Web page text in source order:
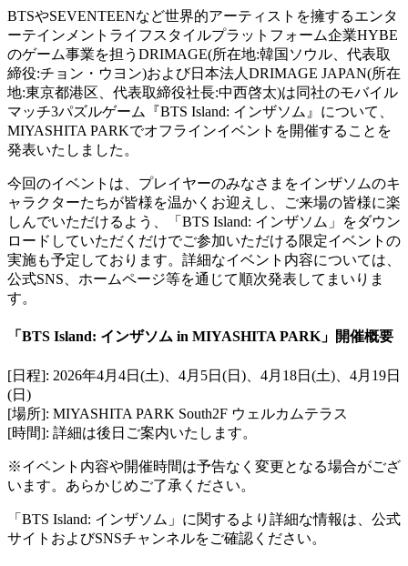
BTSやSEVENTEENなど世界的アーティストを擁するエンタ
ーテインメントライフスタイルプラットフォーム企業HYBE
のゲーム事業を担うDRIMAGE(所在地:韓国ソウル、代表取
締役:チョン・ウヨン)および日本法人DRIMAGE JAPAN(所在
地:東京都港区、代表取締役社長:中西啓太)は同社のモバイル
マッチ3パズルゲーム『BTS Island: インザソム』について、
MIYASHITA PARKでオフラインイベントを開催することを
発表いたしました。
今回のイベントは、プレイヤーのみなさまをインザソムのキ
ャラクターたちが皆様を温かくお迎えし、ご来場の皆様に楽
しんでいただけるよう、「BTS Island: インザソム」をダウン
ロードしていただくだけでご参加いただける限定イベントの
実施も予定しております。詳細なイベント内容については、
公式SNS、ホームページ等を通じて順次発表してまいりま
す。
「BTS Island: インザソム in MIYASHITA PARK」開催概要
[日程]: 2026年4月4日(土)、4月5日(日)、4月18日(土)、4月19日
(日)
[場所]: MIYASHITA PARK South2F ウェルカムテラス
[時間]: 詳細は後日ご案内いたします。
※イベント内容や開催時間は予告なく変更となる場合がござ
います。あらかじめご了承ください。
「BTS Island: インザソム」に関するより詳細な情報は、公式
サイトおよびSNSチャンネルをご確認ください。